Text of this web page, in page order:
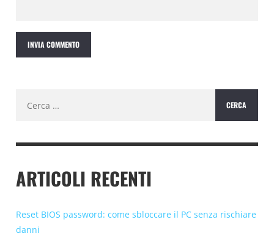
per:
ARTICOLI RECENTI
Reset BIOS password: come sbloccare il PC senza rischiare
danni